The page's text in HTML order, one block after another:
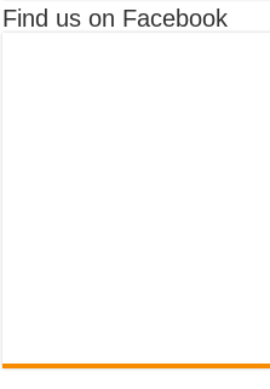
Find us on Facebook